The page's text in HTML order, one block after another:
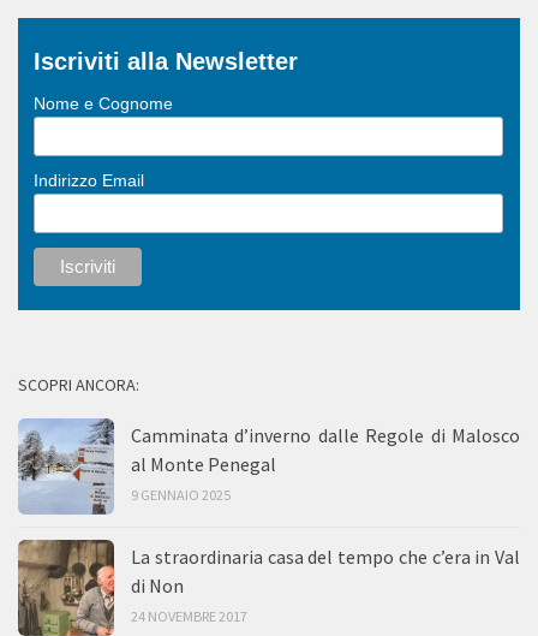
Iscriviti alla Newsletter
Nome e Cognome
Indirizzo Email
SCOPRI ANCORA:
Camminata d’inverno dalle Regole di Malosco
al Monte Penegal
9 GENNAIO 2025
La straordinaria casa del tempo che c’era in Val
di Non
24 NOVEMBRE 2017